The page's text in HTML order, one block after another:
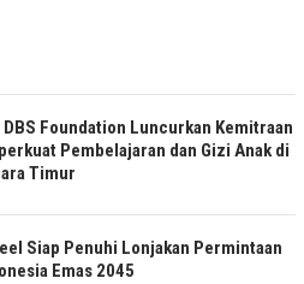
DBS Foundation Luncurkan Kemitraan
Pembelajaran dan Gizi Anak di
Timur
Siap Penuhi Lonjakan Permintaan
Emas 2045